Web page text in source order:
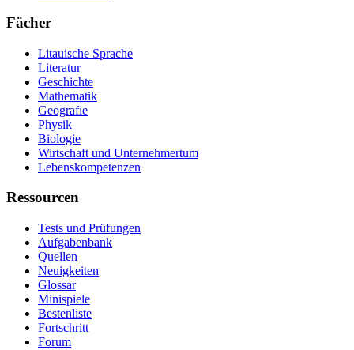
Fächer
Litauische Sprache
Literatur
Geschichte
Mathematik
Geografie
Physik
Biologie
Wirtschaft und Unternehmertum
Lebenskompetenzen
Ressourcen
Tests und Prüfungen
Aufgabenbank
Quellen
Neuigkeiten
Glossar
Minispiele
Bestenliste
Fortschritt
Forum